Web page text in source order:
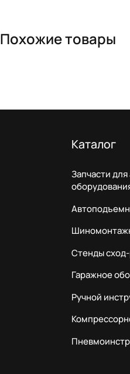
Похожие товары
Каталог
Запчасти
Стенды
Гаражное
Ручной